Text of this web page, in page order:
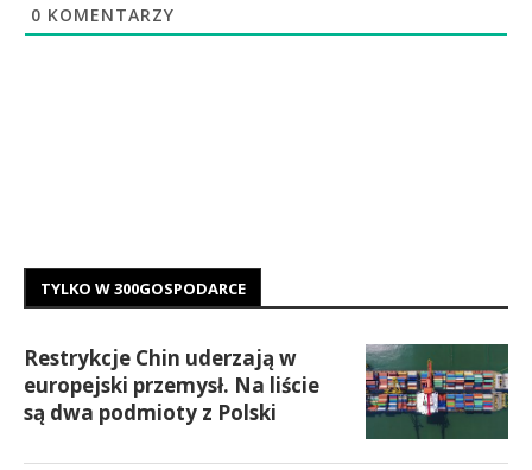
0 KOMENTARZY
TYLKO W 300GOSPODARCE
Restrykcje Chin uderzają w
europejski przemysł. Na liście
są dwa podmioty z Polski